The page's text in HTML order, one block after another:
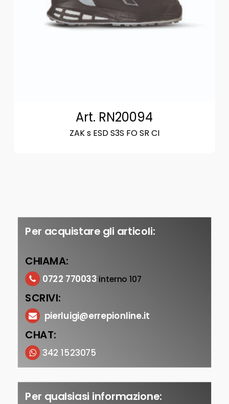
Art. RN20094
ZAK s ESD S3S FO SR CI
Per acquistare gli articoli:
CHIAMA:
0722 770033 interno 107
SCRIVI:
pierluigi@errepionline.it
CHAT:
342 1523075
Per qualsiasi informazione: